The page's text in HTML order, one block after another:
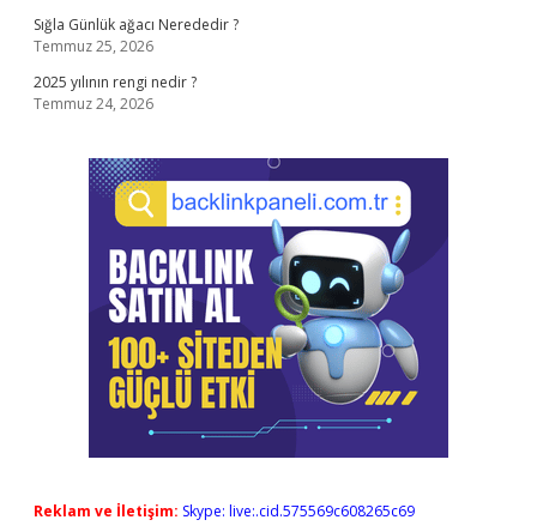
Sığla Günlük ağacı Nerededir ?
Temmuz 25, 2026
2025 yılının rengi nedir ?
Temmuz 24, 2026
Reklam ve İletişim: Skype: live:.cid.575569c608265c69